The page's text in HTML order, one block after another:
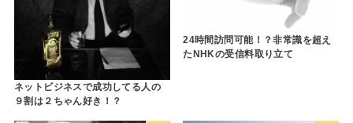
ネットビジネスで成功してる人の
９割は２ちゃん好き！？
24時間訪問可能！？非常識を超え
たNHKの受信料取り立て